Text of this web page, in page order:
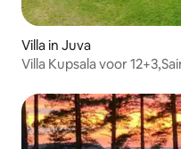
Villa in Juva
Villa Kupsala voor